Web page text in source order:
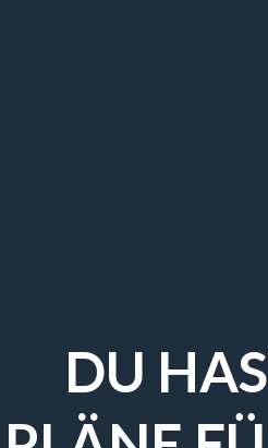
DU